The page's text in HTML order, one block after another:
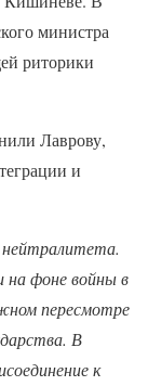
министра
риторики
Лаврову,
и
на фоне войны в
пересмотре
В
к